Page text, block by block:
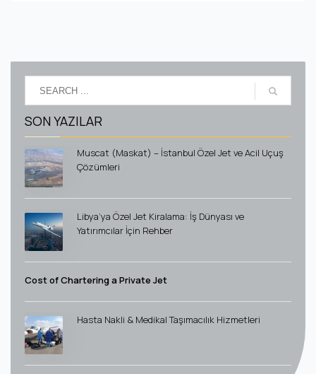
SON YAZILAR
Muscat (Maskat) – İstanbul Özel Jet ve Acil Uçuş
Çözümleri
Libya’ya Özel Jet Kiralama: İş Dünyası ve
Yatırımcılar İçin Rehber
Cost of Chartering a Private Jet
Hasta Nakli & Medikal Taşımacılık Hizmetleri